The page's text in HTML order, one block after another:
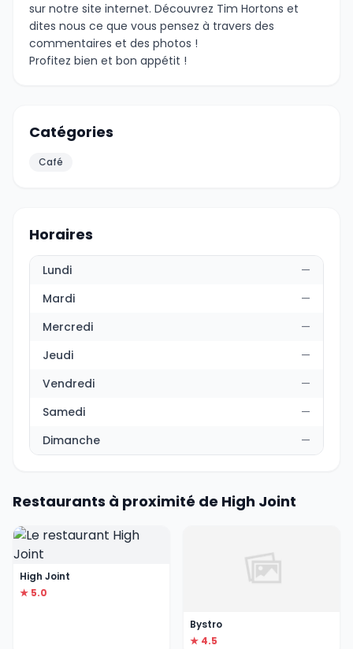
sur notre site internet. Découvrez Tim Hortons et
dites nous ce que vous pensez à travers des
commentaires et des photos !
Profitez bien et bon appétit !
Catégories
Café
Horaires
Lundi
—
Mardi
—
Mercredi
—
Jeudi
—
Vendredi
—
Samedi
—
Dimanche
—
Restaurants à proximité de High Joint
High Joint
★ 5.0
Bystro
★ 4.5